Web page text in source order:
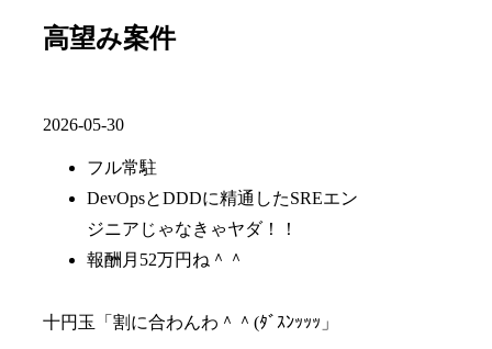
高望み案件
2026-05-30
フル常駐
DevOpsとDDDに精通したSREエン
ジニアじゃなきゃヤダ！！
報酬月52万円ね＾＾
十円玉「割に合わんわ＾＾(ﾀﾞｽﾝｯｯｯ」